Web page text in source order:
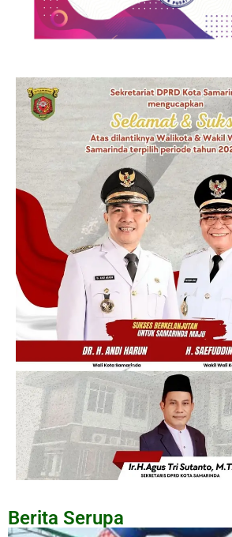
Berita Serupa